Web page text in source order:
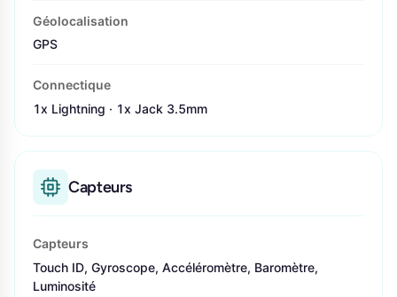
Géolocalisation
GPS
Connectique
1x Lightning · 1x Jack 3.5mm
Capteurs
Capteurs
Touch ID, Gyroscope, Accéléromètre, Baromètre,
Luminosité